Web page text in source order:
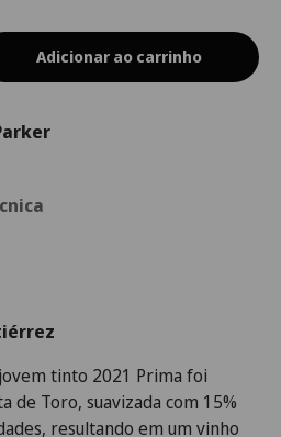
Adicionar ao carrinho
tinto 2021 Prima foi
de Toro, suavizada com 15%
resultando em um vinho